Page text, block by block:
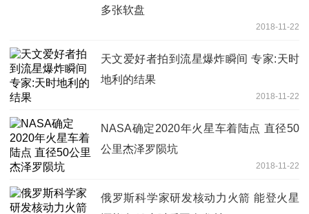
多张软盘
2018-11-22
天文爱好者拍到流星爆炸瞬间 专家:天时
地利的结果
2018-11-22
NASA确定2020年火星车着陆点 直径50
公里杰泽罗陨坑
2018-11-22
俄罗斯科学家研发核动力火箭 能登火星